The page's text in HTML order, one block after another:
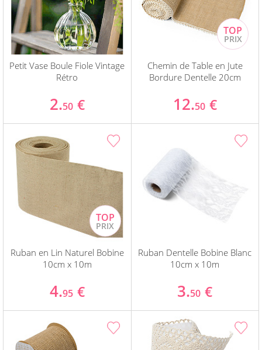
Petit Vase Boule Fiole Vintage
Rétro
2.50 €
Chemin de Table en Jute
Bordure Dentelle 20cm
12.50 €
Ruban en Lin Naturel Bobine
10cm x 10m
4.95 €
Ruban Dentelle Bobine Blanc
10cm x 10m
3.50 €